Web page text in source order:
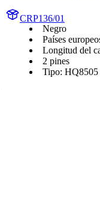
CRP136/01
Negro
Países
Longitud del
2 pines
Tipo: HQ8505